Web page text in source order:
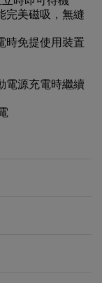
完美磁吸，無縫
時免提使用裝置
電源充電時繼續